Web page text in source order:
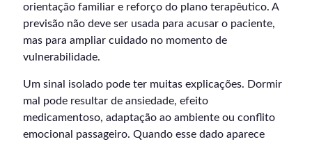
orientação familiar e reforço do plano terapêutico. A
previsão não deve ser usada para acusar o paciente,
mas para ampliar cuidado no momento de
vulnerabilidade.
Um sinal isolado pode ter muitas explicações. Dormir
mal pode resultar de ansiedade, efeito
medicamentoso, adaptação ao ambiente ou conflito
emocional passageiro. Quando esse dado aparece